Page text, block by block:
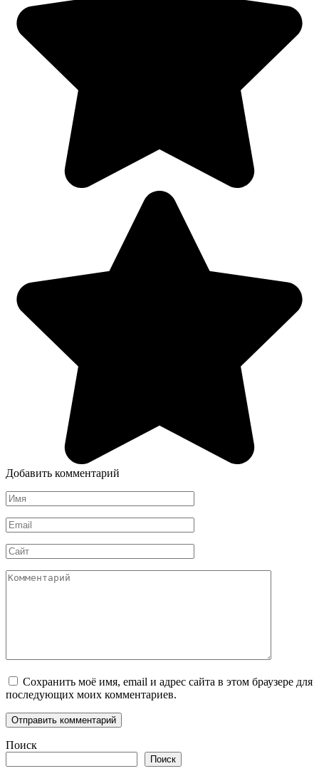
Добавить комментарий
Имя
*
Email
*
Сайт
Комментарий
Сохранить моё имя, email и адрес сайта в этом браузере для
последующих моих комментариев.
Поиск
Поиск